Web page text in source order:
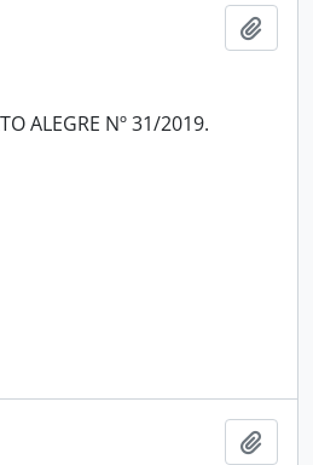
ALEGRE Nº 31/2019.